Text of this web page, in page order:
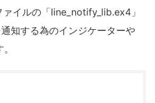
イルの「line_notify_lib.ex4」
知する為のインジケーターや